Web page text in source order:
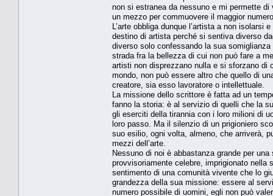
non si estranea da nessuno e mi permette
un mezzo per commuovere il maggior
L’arte obbliga dunque l’artista a non
destino di artista perché si sentiva diverso
diverso solo confessando la sua
strada fra la bellezza di cui non può fare a
artisti non disprezzano nulla e si sforzano di
mondo, non può essere altro che quello di
creatore, sia esso lavoratore o intellettuale.
La missione dello scrittore è fatta ad un
fanno la storia: è al servizio di quelli che la
gli eserciti della tirannia con i loro milioni di
loro passo. Ma il silenzio di un prigioniero
suo esilio, ogni volta, almeno, che arriverà,
mezzi dell’arte.
Nessuno di noi è abbastanza grande per
provvisoriamente celebre, imprigionato nella
sentimento di una comunità vivente che lo
grandezza della sua missione: essere al
numero possibile di uomini, egli non può